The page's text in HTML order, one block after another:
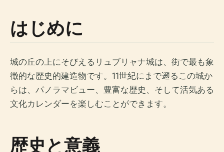
はじめに
城の丘の上にそびえるリュブリャナ城は、街で最も象
徴的な歴史的建造物です。11世紀にまで遡るこの城か
らは、パノラマビュー、豊富な歴史、そして活気ある
文化カレンダーを楽しむことができます。
歴史と意義